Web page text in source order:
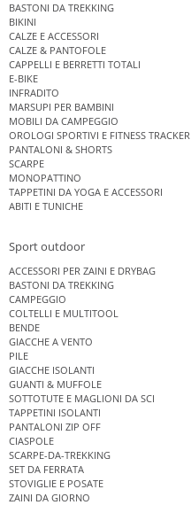
BASTONI DA TREKKING
BIKINI
CALZE E ACCESSORI
CALZE & PANTOFOLE
CAPPELLI E BERRETTI TOTALI
E-BIKE
INFRADITO
MARSUPI PER BAMBINI
MOBILI DA CAMPEGGIO
OROLOGI SPORTIVI E FITNESS TRACKER
PANTALONI & SHORTS
SCARPE
MONOPATTINO
TAPPETINI DA YOGA E ACCESSORI
ABITI E TUNICHE
Sport outdoor
ACCESSORI PER ZAINI E DRYBAG
BASTONI DA TREKKING
CAMPEGGIO
COLTELLI E MULTITOOL
BENDE
GIACCHE A VENTO
PILE
GIACCHE ISOLANTI
GUANTI & MUFFOLE
SOTTOTUTE E MAGLIONI DA SCI
TAPPETINI ISOLANTI
PANTALONI ZIP OFF
CIASPOLE
SCARPE-DA-TREKKING
SET DA FERRATA
STOVIGLIE E POSATE
ZAINI DA GIORNO